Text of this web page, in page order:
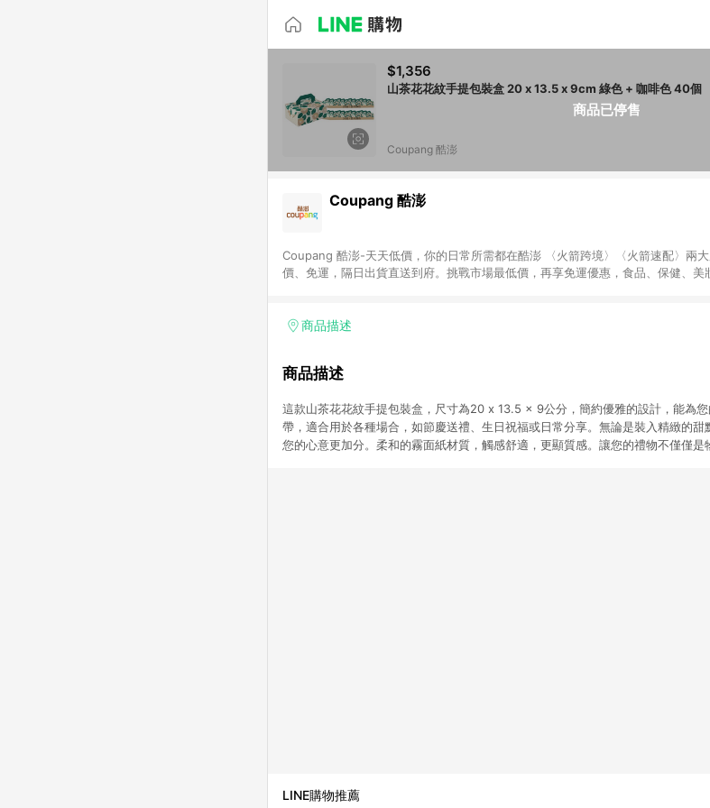
商品已停售
$1,356
山茶花花紋手提包裝盒 20 x 13.5 x 9cm 綠色 + 咖啡色 40個
Coupang 酷澎
Coupang 酷澎
Coupang 酷澎-天天低價，你的日常所需都在酷澎 〈火箭跨境〉〈火箭速配〉兩
價、免運，隔日出貨直送到府。挑戰市場最低價，再享免運優惠，食品、保健、美
商品描述
商品描述
這款山茶花花紋手提包裝盒，尺寸為20 x 13.5 x 9公分，簡約優雅的設計，能為
帶，適合用於各種場合，如節慶送禮、生日祝福或日常分享。無論是裝入精緻的
您的心意更加分。柔和的霧面紙材質，觸感舒適，更顯質感。讓您的禮物不僅僅是
LINE購物推薦